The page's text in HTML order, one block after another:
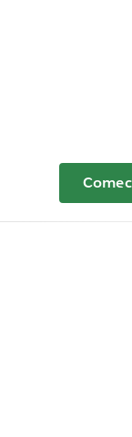
for Planos e preços